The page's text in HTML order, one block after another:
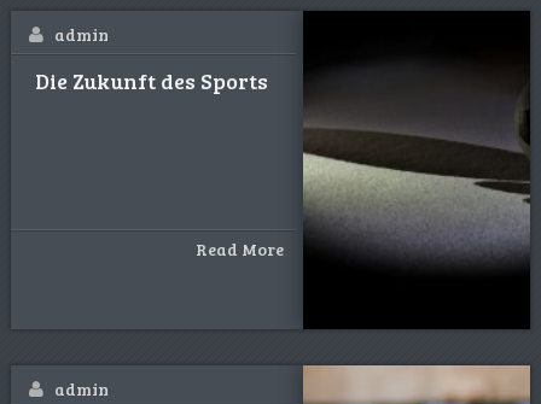
admin
Die Zukunft des Sports
Read More
admin